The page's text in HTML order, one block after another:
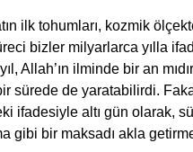
ilk tohumları, kozmik
bizler milyarlarca yılla
Allah’ın ilminde bir an
sürede de yaratabilirdi.
ifadesiyle altı gün olarak,
gibi bir maksadı akla